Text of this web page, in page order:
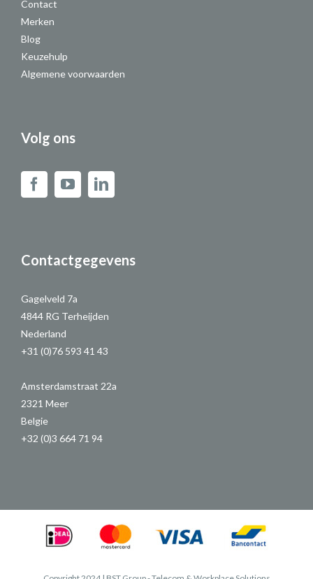
Contact
Merken
Blog
Keuzehulp
Algemene voorwaarden
Volg ons
Contactgegevens
Gagelveld 7a
4844 RG Terheijden
Nederland
+31 (0)76 593 41 43
Amsterdamstraat 22a
2321 Meer
Belgie
+32 (0)3 664 71 94